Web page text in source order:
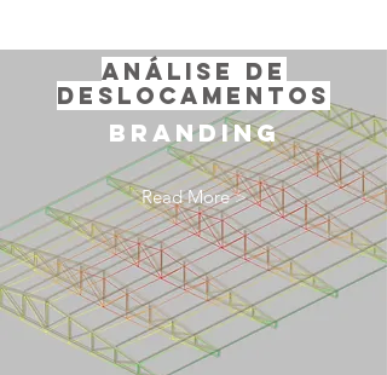
ANÁLISE DE
deslocamentos
Branding
Read More >